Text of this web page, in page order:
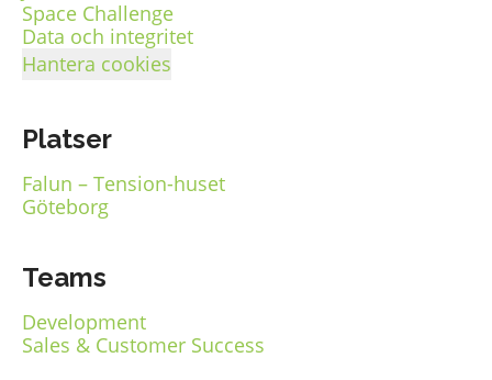
Space Challenge
Data och integritet
Hantera cookies
Platser
Falun – Tension-huset
Göteborg
Teams
Development
Sales & Customer Success